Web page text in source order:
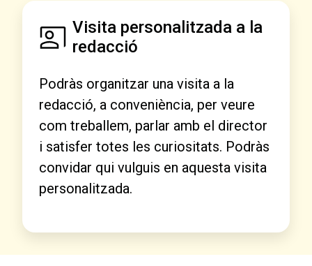
Visita personalitzada a la
redacció
Podràs organitzar una visita a la
redacció, a conveniència, per veure
com treballem, parlar amb el director
i satisfer totes les curiositats. Podràs
convidar qui vulguis en aquesta visita
personalitzada.